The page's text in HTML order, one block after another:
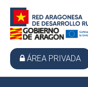
ÁREA PRIVADA